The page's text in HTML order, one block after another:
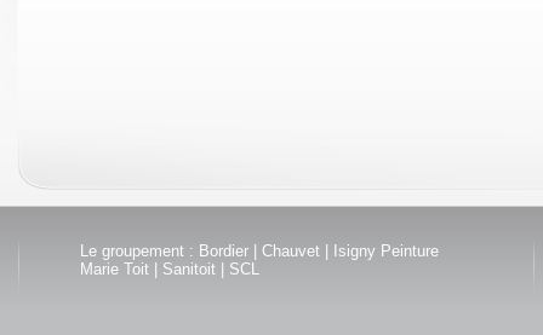
Le groupement : Bordier| Chauvet|
Isigny Peinture
Marie Toit| Sanitoit| SCL